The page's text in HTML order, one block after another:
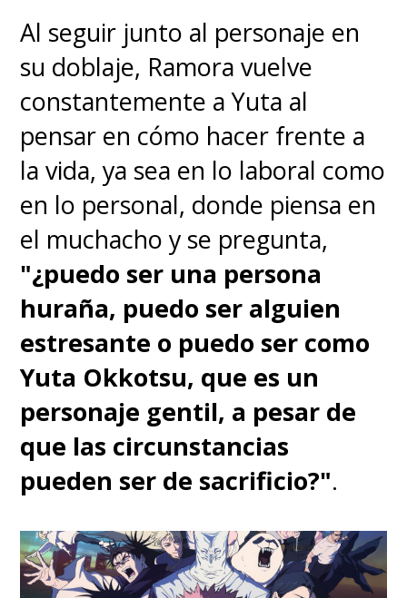
Al seguir junto al personaje en
su doblaje, Ramora vuelve
constantemente a Yuta al
pensar en cómo hacer frente a
la vida, ya sea en lo laboral como
en lo personal, donde piensa en
el muchacho y se pregunta,
"¿puedo ser una persona
huraña, puedo ser alguien
estresante o puedo ser como
Yuta Okkotsu, que es un
personaje gentil, a pesar de
que las circunstancias
pueden ser de sacrificio?".